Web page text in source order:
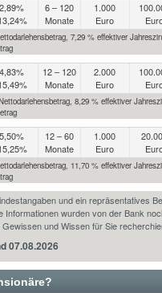
und ein repräsentatives
Informationen wurden von der Bank
und Wissen für Sie
07.08.2026
6 – 120
Monate
1.000
Euro
7,29 % effektiver
12 – 120
Monate
2.000
Euro
8,29 % effektiver
12 – 60
Monate
1.000
Euro
11,70 % effektiver